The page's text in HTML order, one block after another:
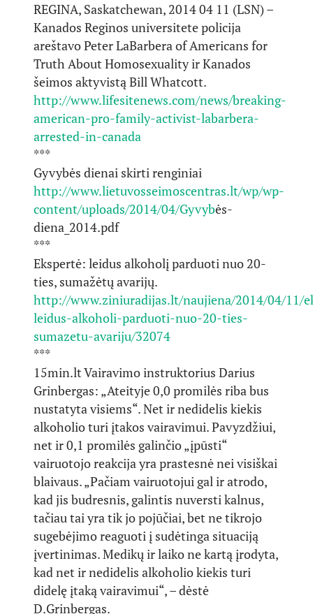
REGINA, Saskatchewan, 2014 04 11 (LSN) –
Kanados Reginos universitete policija
areštavo Peter LaBarbera of Americans for
Truth About Homosexuality ir Kanados
šeimos aktyvistą Bill Whatcott.
http://www.lifesitenews.com/news/breaking-
american-pro-family-activist-labarbera-
arrested-in-canada
***
Gyvybės dienai skirti renginiai
http://www.lietuvosseimoscentras.lt/wp/wp-
content/uploads/2014/04/Gyvybės-
diena_2014.pdf
***
Ekspertė: leidus alkoholį parduoti nuo 20-
ties, sumažėtų avarijų.
http://www.ziniuradijas.lt/naujiena/2014/04/11/
leidus-alkoholi-parduoti-nuo-20-ties-
sumazetu-avariju/32074
***
15min.lt Vairavimo instruktorius Darius
Grinbergas: „Ateityje 0,0 promilės riba bus
nustatyta visiems“. Net ir nedidelis kiekis
alkoholio turi įtakos vairavimui. Pavyzdžiui,
net ir 0,1 promilės galinčio „įpūsti“
vairuotojo reakcija yra prastesnė nei visiškai
blaivaus. „Pačiam vairuotojui gal ir atrodo,
kad jis budresnis, galintis nuversti kalnus,
tačiau tai yra tik jo pojūčiai, bet ne tikrojo
sugebėjimo reaguoti į sudėtinga situaciją
įvertinimas. Medikų ir laiko ne kartą įrodyta,
kad net ir nedidelis alkoholio kiekis turi
didelę įtaką vairavimui“, – dėstė
D.Grinbergas.